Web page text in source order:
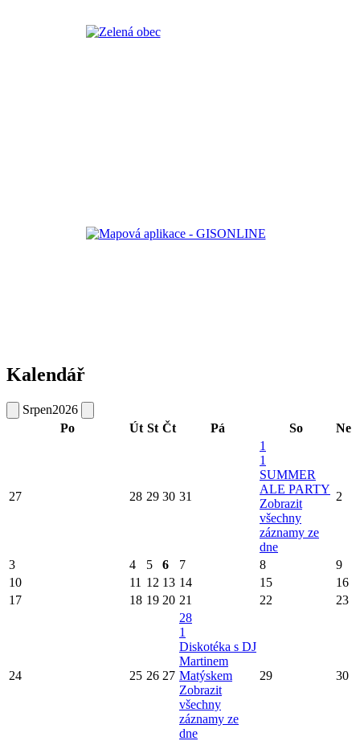
Kalendář
Srpen2026
Po
Út St Čt Pá So Ne
27 28 29 30 31
1
1
SUMMER
ALE PARTY
Zobrazit
všechny
záznamy ze
dne
2
3 4 5 6 7 8
9
10
11 12 13 14 15
16
17
18 19 20 21 22 23
24 25 26 27
28
1
Diskotéka s DJ
Martinem
Matýskem
Zobrazit
všechny
záznamy ze
dne
29 30